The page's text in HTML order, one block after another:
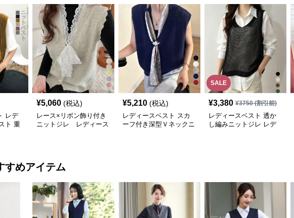
レデ
ト 重
¥5,060 (税込)
レース×リボン飾り付き
ニットジレ レディース
¥5,210 (税込)
レディースベスト スカ
ーフ付き深型Ｖネックニ
SALE
¥3,380 ¥3750(割引前)
レディースベスト 透か
し編みニットジレ レデ
すめアイテム